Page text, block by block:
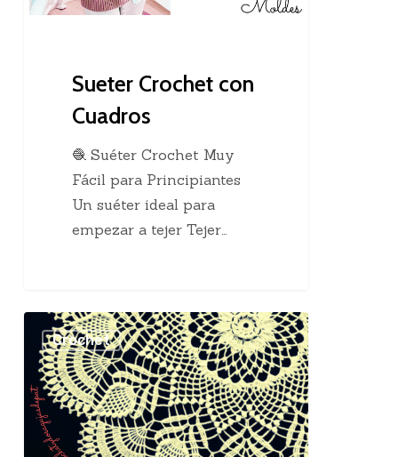
Sueter Crochet con
Cuadros
🧶 Suéter Crochet Muy
Fácil para Principiantes
Un suéter ideal para
empezar a tejer Tejer…
Carpeta
Centro
de
mesa
crochet
Crochet